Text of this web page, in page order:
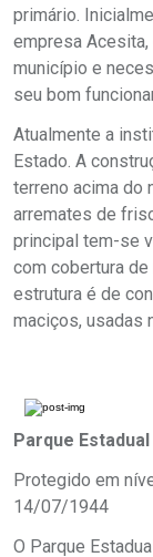
primário.
empresa
município e
seu bom
Atualmente a
Estado. A
terreno acima do
arremates de
principal tem-se
com cobertura
estrutura é de
maciços, usadas
Parque
Protegido em
14/07/1944
O Parque